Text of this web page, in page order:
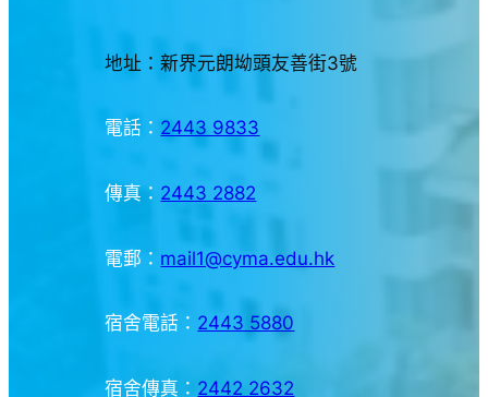
地址：新界元朗坳頭友善街3號
電話： 2443 9833
傳真： 2443 2882
電郵： mail1@cyma.edu.hk
宿舍電話： 2443 5880
宿舍傳真： 2442 2632